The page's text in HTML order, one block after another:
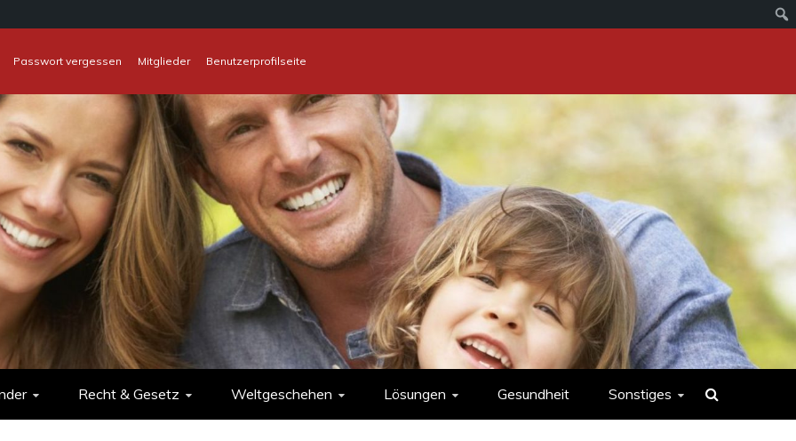
Passwort vergessen Mitglieder
Benutzerprofilseite
Recht & Gesetz Weltgeschehen Lösungen Gesundheit Sonstiges